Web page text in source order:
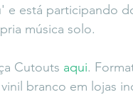
e está participando
música solo.
Cutouts aqui.
branco em lojas